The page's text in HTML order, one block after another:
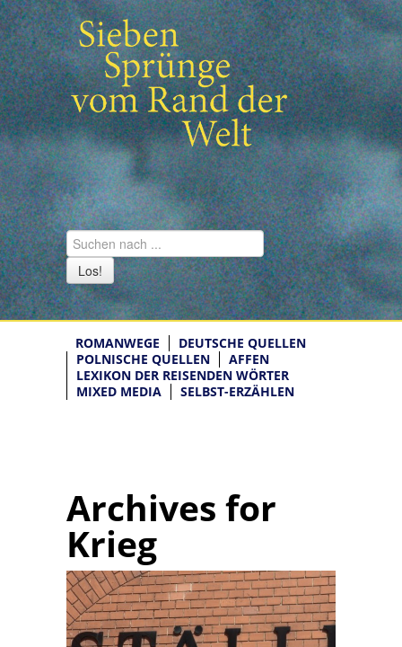
Los!
ROMANWEGE
DEUTSCHE QUELLEN
POLNISCHE QUELLEN
AFFEN
LEXIKON DER REISENDEN WÖRTER
MIXED MEDIA
SELBST-ERZÄHLEN
Archives for
Krieg